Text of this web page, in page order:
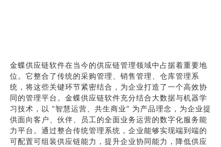
金蝶供应链软件在当今的供应链管理领域中占据着重要地
位。它整合了传统的采购管理、销售管理、仓库管理系
统，将这些关键环节紧密结合，为企业打造了一个高效协
同的管理平台。金蝶供应链软件充分结合大数据与机器学
习技术，以 “智慧运营、共生商业” 为产品理念，为企业提
供面向客户、伙伴、员工的全面业务运营的数字化服务能
力平台。通过整合传统管理系统，企业能够实现端到端的
可配置可组装供应链能力，提升企业协同能力，降低供应